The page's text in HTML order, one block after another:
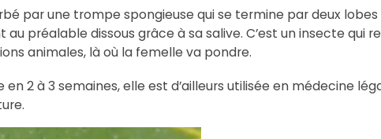
par une trompe spongieuse qui se termine par deux lobes
préalable dissous grâce à sa salive. C’est un insecte qui
animales, là où la femelle va pondre.
2 à 3 semaines, elle est d’ailleurs utilisée en médecine